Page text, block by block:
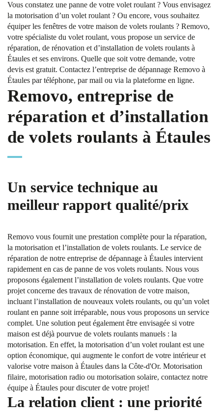
Vous constatez une panne de votre volet roulant ? Vous envisagez
la motorisation d’un volet roulant ? Ou encore, vous souhaitez
équiper les fenêtres de votre maison de volets roulants ? Removo,
votre spécialiste du volet roulant, vous propose un service de
réparation, de rénovation et d’installation de volets roulants à
Étaules et ses environs. Quelle que soit votre demande, votre
devis est gratuit. Contactez l’entreprise de dépannage Removo à
Étaules par téléphone, par mail ou via la plateforme en ligne.
Removo, entreprise de
réparation et d’installation
de volets roulants à Étaules
Un service technique au
meilleur rapport qualité/prix
Removo vous fournit une prestation complète pour la réparation,
la motorisation et l’installation de volets roulants. Le service de
réparation de notre entreprise de dépannage à Étaules intervient
rapidement en cas de panne de vos volets roulants. Nous vous
proposons également l’installation de volets roulants. Que votre
projet concerne des travaux de rénovation de votre maison,
incluant l’installation de nouveaux volets roulants, ou qu’un volet
roulant en panne soit irréparable, nous vous proposons un service
complet. Une solution peut également être envisagée si votre
maison est déjà pourvue de volets roulants manuels : la
motorisation. En effet, la motorisation d’un volet roulant est une
option économique, qui augmente le confort de votre intérieur et
valorise votre maison à Étaules dans la Côte-d'Or. Motorisation
filaire, motorisation radio ou motorisation solaire, contactez notre
équipe à Étaules pour discuter de votre projet!
La relation client : une priorité